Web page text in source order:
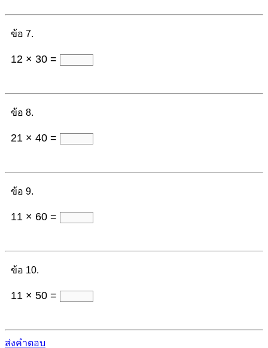
ข้อ 7.
12 × 30 =
ข้อ 8.
21 × 40 =
ข้อ 9.
11 × 60 =
ข้อ 10.
11 × 50 =
ส่งคำตอบ